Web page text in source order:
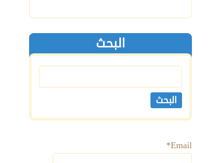
البحث
Email*